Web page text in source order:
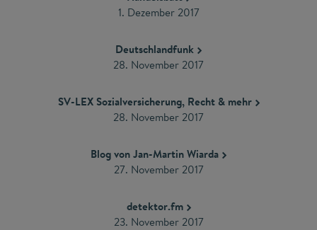
1. Dezember 2017
Deutschlandfunk
28. November 2017
SV-LEX Sozialversicherung, Recht & mehr
28. November 2017
Blog von Jan-Martin Wiarda
27. November 2017
detektor.fm
23. November 2017